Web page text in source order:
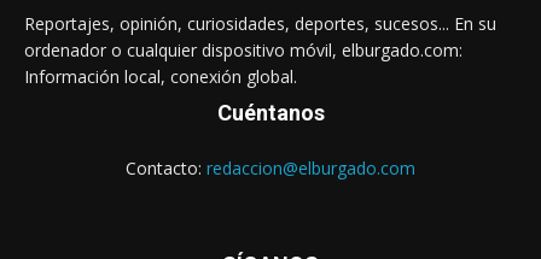
Reportajes, opinión, curiosidades, deportes, sucesos... En su
ordenador o cualquier dispositivo móvil, elburgado.com:
Información local, conexión global.
Cuéntanos
Contacto: redaccion@elburgado.com